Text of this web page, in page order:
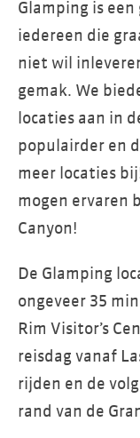
Glamping is
iedereen die
niet wil
gemak. We
locaties aan in
populairder en
meer locaties
mogen ervaren
Canyon!
De Glamping
ongeveer 35
Rim Visitor’s
reisdag vanaf
rijden en de
rand van de